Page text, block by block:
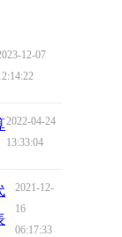
12-07
2022-04-24
13:33:04
2021-12-
16
06:17:33